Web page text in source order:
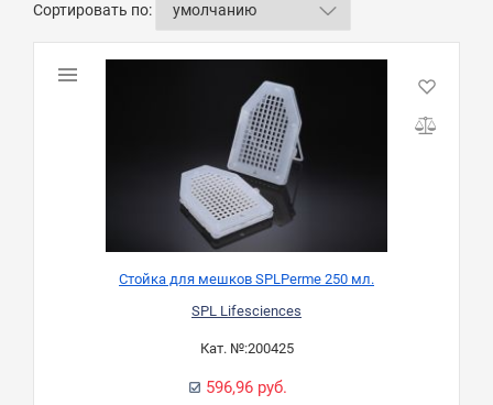
Сортировать по:
Стойка для мешков SPLPerme 250 мл.
SPL Lifesciences
Кат. №:200425
596,96 руб.